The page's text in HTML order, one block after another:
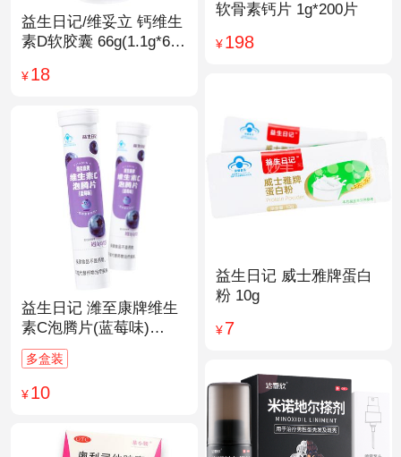
软骨素钙片 1g*200片
¥198
益生日记/维妥立 钙维生
素D软胶囊 66g(1.1g*60
¥18
益生日记 威士雅牌蛋白
粉 10g
¥7
益生日记 潍至康牌维生
素C泡腾片(蓝莓味)
4.0g*20片
多盒装
¥10